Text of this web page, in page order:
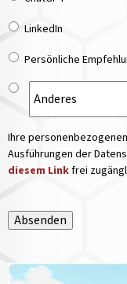
LinkedIn
Persönliche
Ihre
Ausführungen der
diesem Linkfrei
Absenden